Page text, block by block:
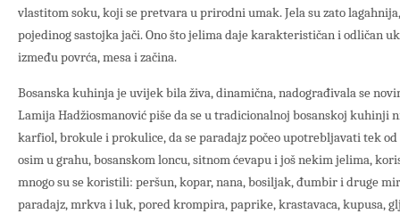
vlastitom soku, koji se pretvara u prirodni umak. Jela su zato
pojedinog sastojka jači. Ono što jelima daje karakterističan i odličan
između povrća, mesa i začina.
Bosanska kuhinja je uvijek bila živa, dinamična, nadograđivala se
Lamija Hadžiosmanović piše da se u tradicionalnoj bosanskoj kuhinji
karfiol, brokule i prokulice, da se paradajz počeo upotrebljavati tek od
osim u grahu, bosanskom loncu, sitnom ćevapu i još nekim jelima,
mnogo su se koristili: peršun, kopar, nana, bosiljak, đumbir i druge
paradajz, mrkva i luk, pored krompira, paprike, krastavaca, kupusa,